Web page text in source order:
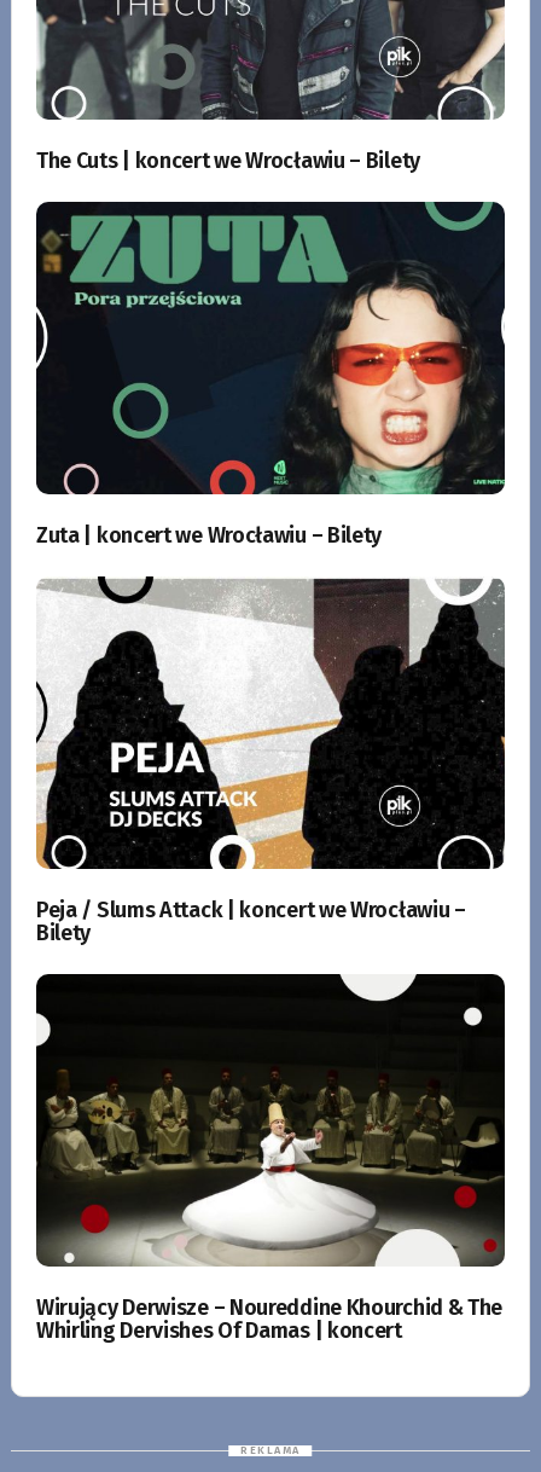
The Cuts | koncert we Wrocławiu – Bilety
Zuta | koncert we Wrocławiu – Bilety
Peja / Slums Attack | koncert we Wrocławiu –
Bilety
Wirujący Derwisze – Noureddine Khourchid & The
Whirling Dervishes Of Damas | koncert